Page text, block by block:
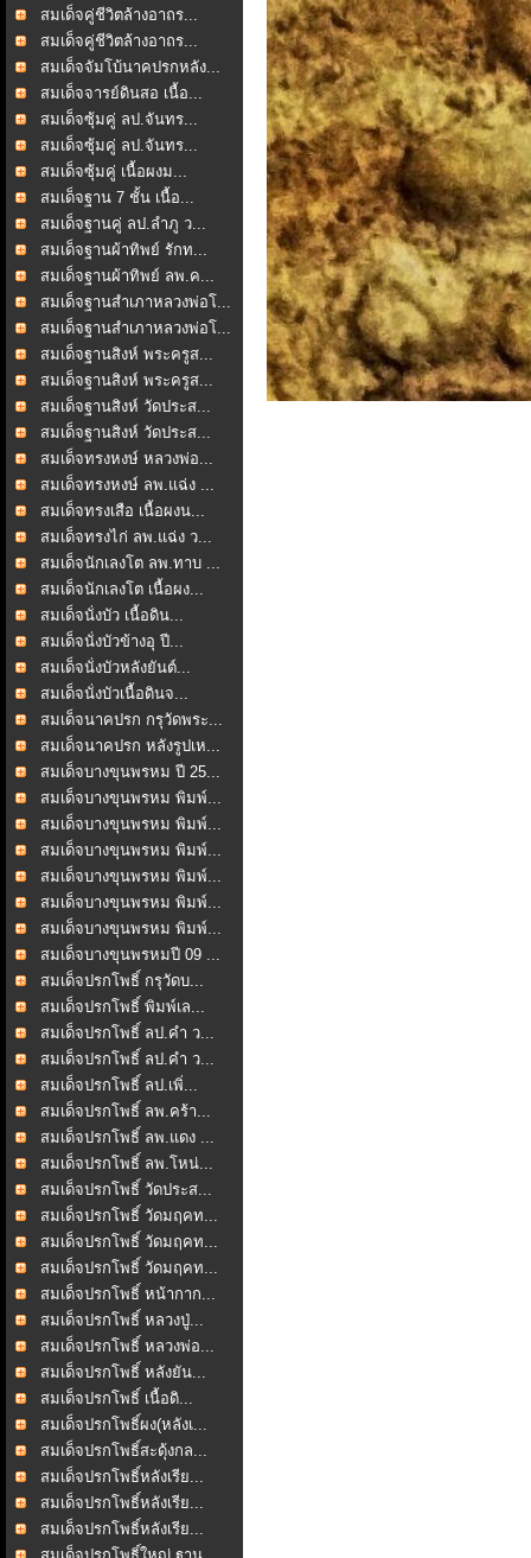
สมเด็จคู่ชีวิตล้างอาถร...
สมเด็จคู่ชีวิตล้างอาถร...
สมเด็จจัมโบ้นาคปรกหลัง...
สมเด็จจารย์ดินสอ เนื้อ...
สมเด็จซุ้มคู่ ลป.จันทร...
สมเด็จซุ้มคู่ ลป.จันทร...
สมเด็จซุ้มคู่ เนื้อผงม...
สมเด็จฐาน 7 ชั้น เนื้อ...
สมเด็จฐานคู่ ลป.ลำภู ว...
สมเด็จฐานผ้าทิพย์ รักท...
สมเด็จฐานผ้าทิพย์ ลพ.ค...
สมเด็จฐานสำเภาหลวงพ่อโ...
สมเด็จฐานสำเภาหลวงพ่อโ...
สมเด็จฐานสิงห์ พระครูส...
สมเด็จฐานสิงห์ พระครูส...
สมเด็จฐานสิงห์ วัดประส...
สมเด็จฐานสิงห์ วัดประส...
สมเด็จทรงหงษ์ หลวงพ่อ...
สมเด็จทรงหงษ์ ลพ.แฉ่ง ...
สมเด็จทรงเสือ เนื้อผงน...
สมเด็จทรงไก่ ลพ.แฉ่ง ว...
สมเด็จนักเลงโต ลพ.ทาบ ...
สมเด็จนักเลงโต เนื้อผง...
สมเด็จนั่งบัว เนื้อดิน...
สมเด็จนั่งบัวข้างอุ ปี...
สมเด็จนั่งบัวหลังยันต์...
สมเด็จนั่งบัวเนื้อดินจ...
สมเด็จนาคปรก กรุวัดพระ...
สมเด็จนาคปรก หลังรูปเห...
สมเด็จบางขุนพรหม ปี 25...
สมเด็จบางขุนพรหม พิมพ์...
สมเด็จบางขุนพรหม พิมพ์...
สมเด็จบางขุนพรหม พิมพ์...
สมเด็จบางขุนพรหม พิมพ์...
สมเด็จบางขุนพรหม พิมพ์...
สมเด็จบางขุนพรหม พิมพ์...
สมเด็จบางขุนพรหมปี 09 ...
สมเด็จปรกโพธิ์ กรุวัดบ...
สมเด็จปรกโพธิ์ พิมพ์เล...
สมเด็จปรกโพธิ์ ลป.คำ ว...
สมเด็จปรกโพธิ์ ลป.คำ ว...
สมเด็จปรกโพธิ์ ลป.เพิ่...
สมเด็จปรกโพธิ์ ลพ.คร้า...
สมเด็จปรกโพธิ์ ลพ.แดง ...
สมเด็จปรกโพธิ์ ลพ.โหน่...
สมเด็จปรกโพธิ์ วัดประส...
สมเด็จปรกโพธิ์ วัดมฤคท...
สมเด็จปรกโพธิ์ วัดมฤคท...
สมเด็จปรกโพธิ์ วัดมฤคท...
สมเด็จปรกโพธิ์ หน้ากาก...
สมเด็จปรกโพธิ์ หลวงปู่...
สมเด็จปรกโพธิ์ หลวงพ่อ...
สมเด็จปรกโพธิ์ หลังยัน...
สมเด็จปรกโพธิ์ เนื้อดิ...
สมเด็จปรกโพธิ์ผง(หลังเ...
สมเด็จปรกโพธิ์สะดุ้งกล...
สมเด็จปรกโพธิ์หลังเรีย...
สมเด็จปรกโพธิ์หลังเรีย...
สมเด็จปรกโพธิ์หลังเรีย...